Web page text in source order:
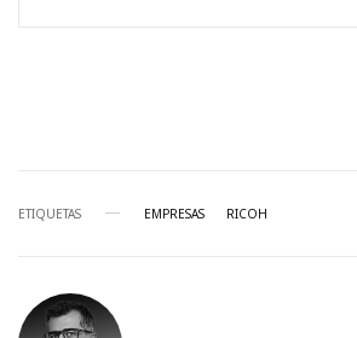
ETIQUETAS EMPRESAS RICOH